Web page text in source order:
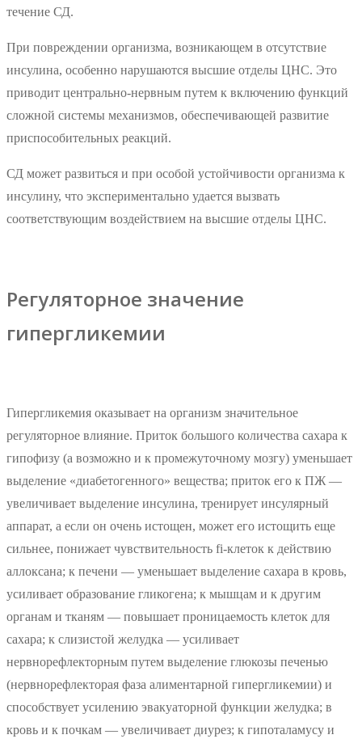
течение СД.
При повреждении организма, возникающем в отсутствие
инсулина, особенно нарушаются высшие отделы ЦНС. Это
приводит центрально-нервным путем к включению функций
сложной системы механизмов, обеспечивающей развитие
приспособительных реакций.
СД может развиться и при особой устойчивости организма к
инсулину, что экспериментально удается вызвать
соответствующим воздействием на высшие отделы ЦНС.
Регуляторное значение
гипергликемии
Гипергликемия оказывает на организм значительное
регуляторное влияние. Приток большого количества сахара к
гипофизу (а возможно и к промежуточному мозгу) уменьшает
выделение «диабетогенного» вещества; приток его к ПЖ —
увеличивает выделение инсулина, тренирует инсулярный
аппарат, а если он очень истощен, может его истощить еще
сильнее, понижает чувствительность fi-клеток к действию
аллоксана; к печени — уменьшает выделение сахара в кровь,
усиливает образование гликогена; к мышцам и к другим
органам и тканям — повышает проницаемость клеток для
сахара; к слизистой желудка — усиливает
нервнорефлекторным путем выделение глюкозы печенью
(нервнорефлекторая фаза алиментарной гипергликемии) и
способствует усилению эвакуаторной функции желудка; в
кровь и к почкам — увеличивает диурез; к гипоталамусу и